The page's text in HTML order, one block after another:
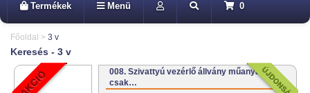
Termékek Menü 0
Főoldal > 3 v
Keresés - 3 v
008. Szivattyú vezérlő állvány műanyag -
csak…